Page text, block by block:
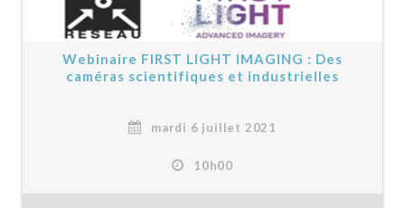
Webinaire FIRST LIGHT IMAGING : Des
caméras scientifiques et industrielles
mardi 6 juillet 2021
10h00